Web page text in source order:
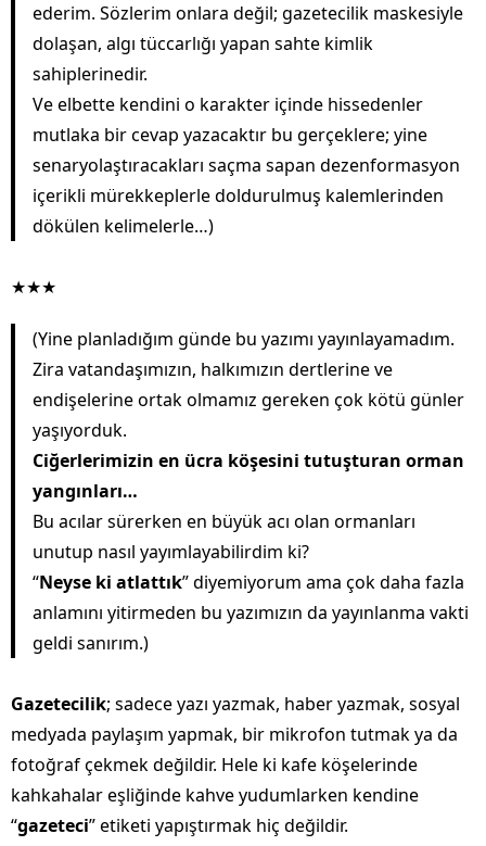
ederim. Sözlerim onlara değil; gazetecilik maskesiyle
dolaşan, algı tüccarlığı yapan sahte kimlik
sahiplerinedir.
Ve elbette kendini o karakter içinde hissedenler
mutlaka bir cevap yazacaktır bu gerçeklere; yine
senaryolaştıracakları saçma sapan dezenformasyon
içerikli mürekkeplerle doldurulmuş kalemlerinden
dökülen kelimelerle…)
★★★
(Yine planladığım günde bu yazımı yayınlayamadım.
Zira vatandaşımızın, halkımızın dertlerine ve
endişelerine ortak olmamız gereken çok kötü günler
yaşıyorduk.
Ciğerlerimizin en ücra köşesini tutuşturan orman
yangınları…
Bu acılar sürerken en büyük acı olan ormanları
unutup nasıl yayımlayabilirdim ki?
“Neyse ki atlattık” diyemiyorum ama çok daha fazla
anlamını yitirmeden bu yazımızın da yayınlanma vakti
geldi sanırım.)
Gazetecilik; sadece yazı yazmak, haber yazmak, sosyal
medyada paylaşım yapmak, bir mikrofon tutmak ya da
fotoğraf çekmek değildir. Hele ki kafe köşelerinde
kahkahalar eşliğinde kahve yudumlarken kendine
“gazeteci” etiketi yapıştırmak hiç değildir.